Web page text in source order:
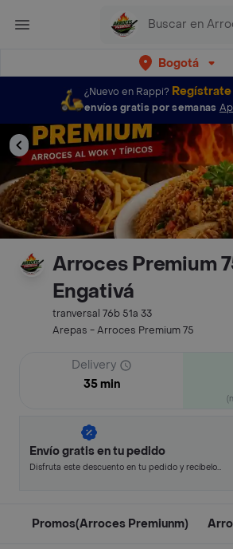
Bogotá
¿Nuevo en Rappi? Regístrate
envíos gratis por semanas
Arroces Premium
Engativá
tranversal 76b 51a 33
Arepas - Arroces Premium 75
Delivery
35 min
Envío gratis en tu pedido
Disfruta este descuento en tu pedido y recíbelo
Promos(Arroces Premiunm)